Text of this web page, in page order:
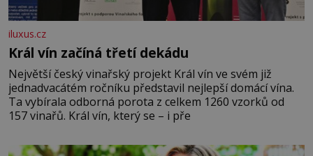
iluxus.cz
Král vín začíná třetí dekádu
Největší český vinařský projekt Král vín ve svém již
jednadvacátém ročníku představil nejlepší domácí vína.
Ta vybírala odborná porota z celkem 1260 vzorků od
157 vinařů. Král vín, který se – i pře